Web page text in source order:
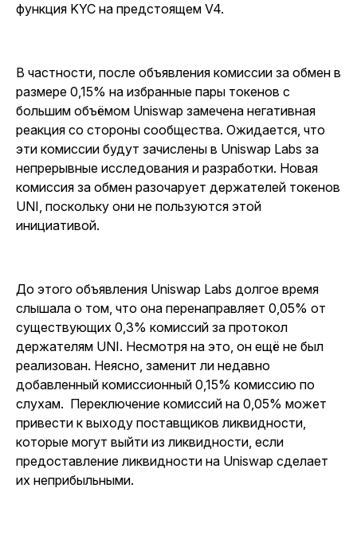
функция KYC на предстоящем V4.
В частности, после объявления комиссии за обмен в
размере 0,15% на избранные пары токенов с
большим объёмом Uniswap замечена негативная
реакция со стороны сообщества. Ожидается, что
эти комиссии будут зачислены в Uniswap Labs за
непрерывные исследования и разработки. Новая
комиссия за обмен разочарует держателей токенов
UNI, поскольку они не пользуются этой
инициативой.
До этого объявления Uniswap Labs долгое время
слышала о том, что она перенаправляет 0,05% от
существующих 0,3% комиссий за протокол
держателям UNI. Несмотря на это, он ещё не был
реализован. Неясно, заменит ли недавно
добавленный комиссионный 0,15% комиссию по
слухам. Переключение комиссий на 0,05% может
привести к выходу поставщиков ликвидности,
которые могут выйти из ликвидности, если
предоставление ликвидности на Uniswap сделает
их неприбыльными.